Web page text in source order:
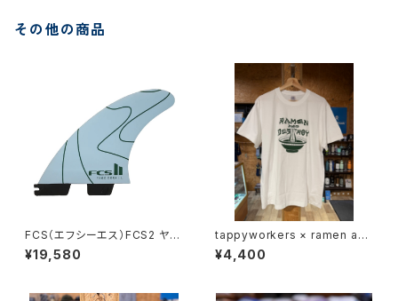
その他の商品
FCS（エフシーエス）FCS2 ヤゴ
ドラモデル
¥19,580
tappyworkers × ramen and
destroy コラボTシャツ
¥4,400